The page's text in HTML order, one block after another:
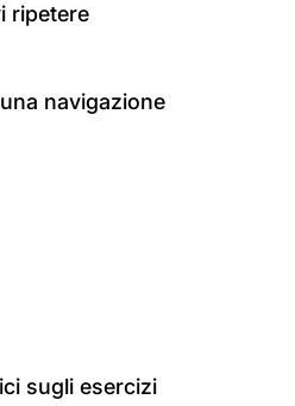
ripetere
navigazione
sugli esercizi